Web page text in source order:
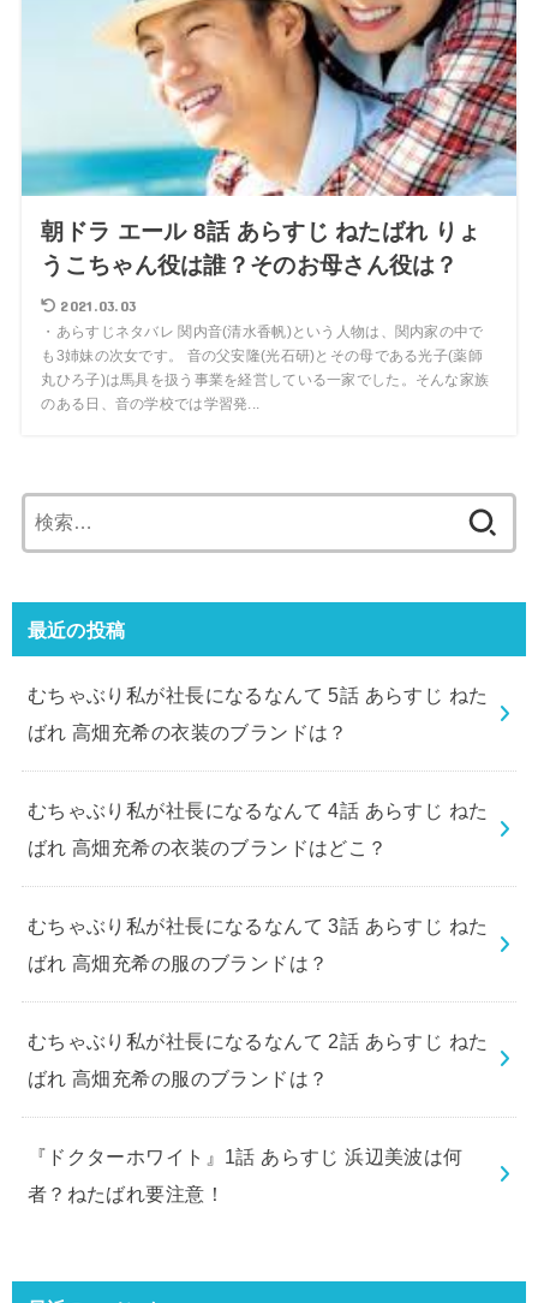
朝ドラ エール 8話 あらすじ ねたばれ りょ
うこちゃん役は誰？そのお母さん役は？
2021.03.03
・あらすじネタバレ 関内音(清水香帆)という人物は、関内家の中で
も3姉妹の次女です。 音の父安隆(光石研)とその母である光子(薬師
丸ひろ子)は馬具を扱う事業を経営している一家でした。そんな家族
のある日、音の学校では学習発...
索:
最近の投稿
むちゃぶり私が社長になるなんて 5話 あらすじ ねた
ばれ 高畑充希の衣装のブランドは？
むちゃぶり私が社長になるなんて 4話 あらすじ ねた
ばれ 高畑充希の衣装のブランドはどこ？
むちゃぶり私が社長になるなんて 3話 あらすじ ねた
ばれ 高畑充希の服のブランドは？
むちゃぶり私が社長になるなんて 2話 あらすじ ねた
ばれ 高畑充希の服のブランドは？
『ドクターホワイト』1話 あらすじ 浜辺美波は何
者？ねたばれ要注意！